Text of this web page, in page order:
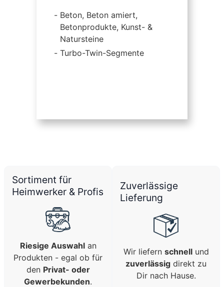
Beton, Beton amiert,
Betonprodukte, Kunst- &
Natursteine
Turbo-Twin-Segmente
Sortiment für
Heimwerker & Profis
Riesige Auswahlan
Produkten - egal ob für
den Privat- oder
Gewerbekunden.
Zuverlässige
Lieferung
Wir liefern schnellund
zuverlässig direkt zu
Dir nach Hause.